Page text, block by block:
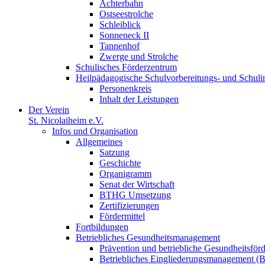
Achterbahn
Ostseestrolche
Schleiblick
Sonneneck II
Tannenhof
Zwerge und Strolche
Schulisches Förderzentrum
Heilpädagogische Schulvorbereitungs- und
Personenkreis
Inhalt der Leistungen
Der Verein
St. Nicolaiheim e.V.
Infos und Organisation
Allgemeines
Satzung
Geschichte
Organigramm
Senat der Wirtschaft
BTHG Umsetzung
Zertifizierungen
Fördermittel
Fortbildungen
Betriebliches Gesundheitsmanagement
Prävention und betriebliche
Betriebliches Eingliederungsmanagement